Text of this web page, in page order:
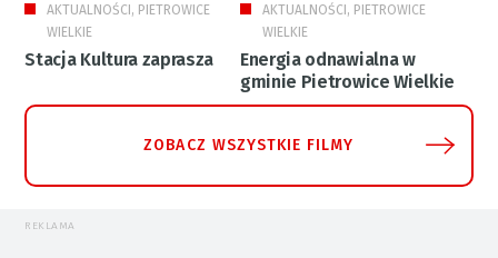
AKTUALNOŚCI, PIETROWICE
WIELKIE
Stacja Kultura zaprasza
AKTUALNOŚCI, PIETROWICE
WIELKIE
Energia odnawialna w
gminie Pietrowice Wielkie
ZOBACZ WSZYSTKIE FILMY
REKLAMA